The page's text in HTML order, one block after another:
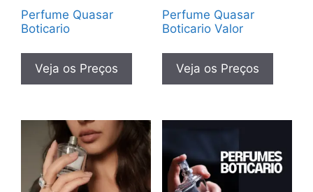
Perfume Quasar
Boticario
Veja os Preços
Perfume Quasar
Boticario Valor
Veja os Preços